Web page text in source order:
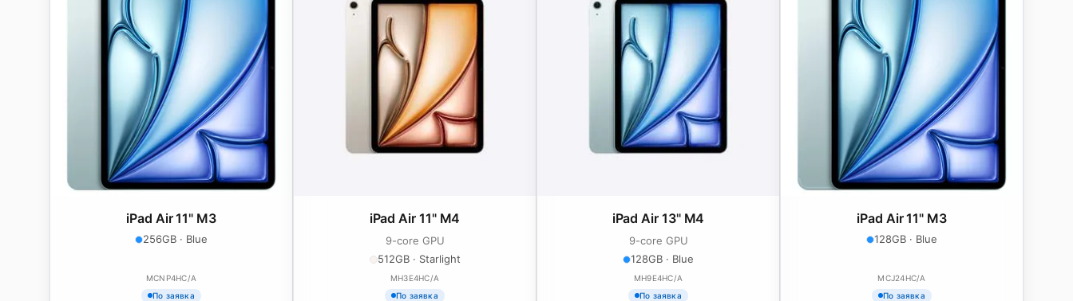
iPad Air 11" M3
256GB · Blue
MCNP4HC/A
По заявка
iPad Air 11" M4
9-core GPU
512GB · Starlight
MH3E4HC/A
По заявка
iPad Air 13" M4
9-core GPU
128GB · Blue
MH9E4HC/A
По заявка
iPad Air 11" M3
128GB · Blue
MCJ24HC/A
По заявка